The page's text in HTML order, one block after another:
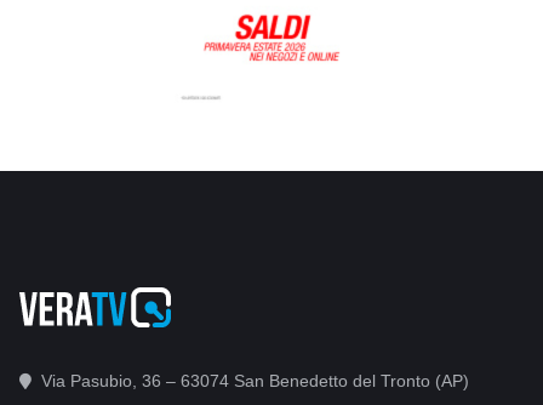
Via Pasubio, 36 – 63074 San Benedetto del Tronto (AP)